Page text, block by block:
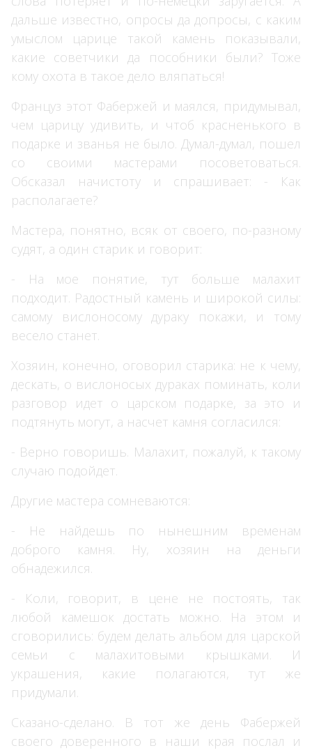
дальше известно, опросы да допросы, с каким
умыслом царице такой камень показывали,
какие советчики да пособники были? Тоже
кому охота в такое дело вляпаться!
Француз этот Фабержей и маялся, придумывал,
чем царицу удивить, и чтоб красненького в
подарке и званья не было. Думал-думал, пошел
со своими мастерами посоветоваться.
Обсказал начистоту и спрашивает: - Как
располагаете?
Мастера, понятно, всяк от своего, по-разному
судят, а один старик и говорит:
- На мое понятие, тут больше малахит
подходит. Радостный камень и широкой силы:
самому вислоносому дураку покажи, и тому
весело станет.
Хозяин, конечно, оговорил старика: не к чему,
дескать, о вислоносых дураках поминать, коли
разговор идет о царском подарке, за это и
подтянуть могут, а насчет камня согласился:
- Верно говоришь. Малахит, пожалуй, к такому
случаю подойдет.
Другие мастера сомневаются:
- Не найдешь по нынешним временам
доброго камня. Ну, хозяин на деньги
обнадежился.
- Коли, говорит, в цене не постоять, так
любой камешок достать можно. На этом и
сговорились: будем делать альбом для царской
семьи с малахитовыми крышками. И
украшения, какие полагаются, тут же
придумали.
Сказано-сделано. В тот же день Фабержей
своего доверенного в наши края послал и